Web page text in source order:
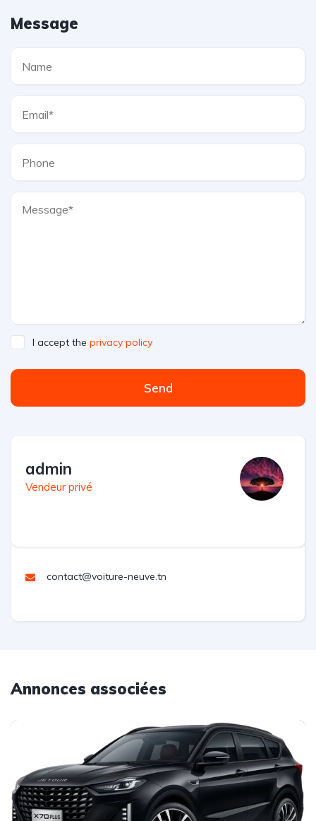
Message
I accept the privacy policy
Send
admin
Vendeur privé
contact@voiture-neuve.tn
Annonces associées